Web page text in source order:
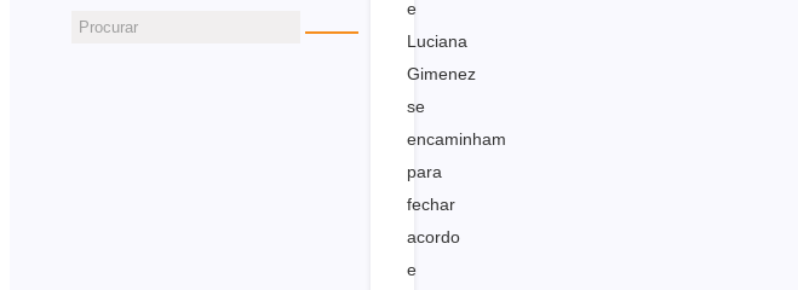
e
Luciana
Gimenez
se
encaminham
para
fechar
acordo
e